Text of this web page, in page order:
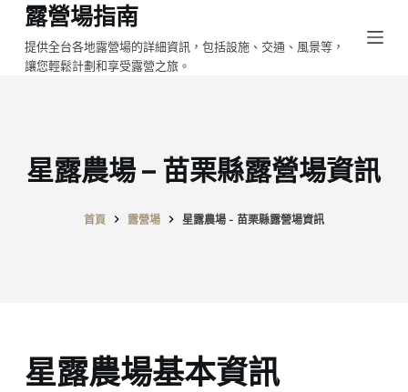
跳
至
主
露營場指南
提供全台各地露營場的詳細資訊，包括設施、交通、風景等，
讓您輕鬆計劃和享受露營之旅。
星露農場 – 苗栗縣露營場資訊
首頁 露營場 星露農場 - 苗栗縣露營場資訊
星露農場基本資訊